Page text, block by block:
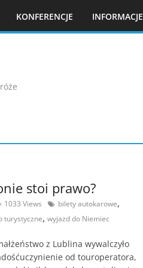
KONFERENCJE INFORMACJE
stoi prawo?
1033 Views bilety autokarowe,
turystyczne, wyjazd do Niemiec
z Lublina wywalczyło
od touroperatora,